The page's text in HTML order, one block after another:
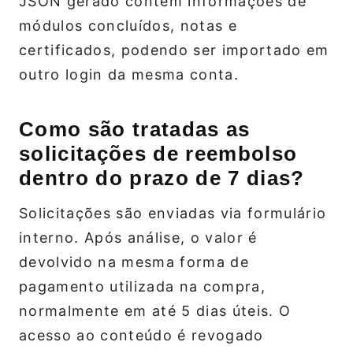
módulos concluídos, notas e
certificados, podendo ser importado em
outro login da mesma conta.
Como são tratadas as
solicitações de reembolso
dentro do prazo de 7 dias?
Solicitações são enviadas via formulário
interno. Após análise, o valor é
devolvido na mesma forma de
pagamento utilizada na compra,
normalmente em até 5 dias úteis. O
acesso ao conteúdo é revogado